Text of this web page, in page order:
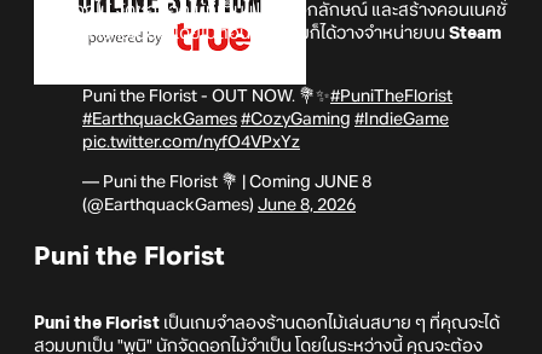
ร้านดอกไม้ จัดช่อดอกไม้ที่เต็มไปด้วยเอกลักษณ์ และสร้างคอนเนคชั่
นกับเหล่าชาวเมือง! โดยในตอนนี้ตัวเกมก็ได้วางจำหน่ายบน Steam
แล้วอย่างเป็นทางการ!
Puni the Florist - OUT NOW. 💐✨#PuniTheFlorist
#EarthquackGames #CozyGaming #IndieGame
pic.twitter.com/nyfO4VPxYz
— Puni the Florist 💐 | Coming JUNE 8
(@EarthquackGames) June 8, 2026
Puni the Florist
Puni the Florist เป็นเกมจำลองร้านดอกไม้เล่นสบาย ๆ ที่คุณจะได้
สวมบทเป็น "พูนิ" นักจัดดอกไม้จำเป็น โดยในระหว่างนี้ คุณจะต้อง